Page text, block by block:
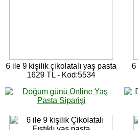
6 ile 9 kişilik çikolatalı yaş pasta
1629 TL - Kod:5534
6